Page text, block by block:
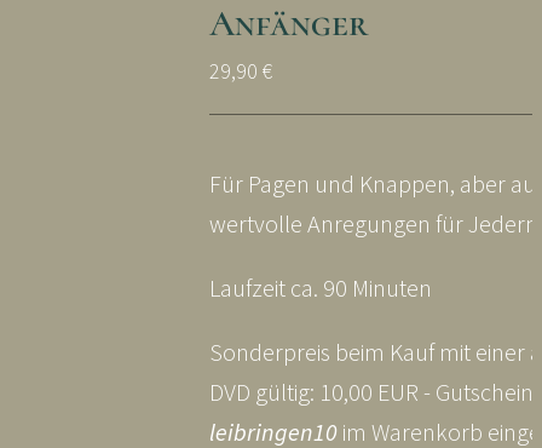
Anfänger
29,90 €
Für Pagen und Knappen, aber
wertvolle Anregungen für
Laufzeit ca. 90 Minuten
Sonderpreis beim Kauf mit einer
DVD gültig: 10,00 EUR -
leibringen10 im Warenkorb